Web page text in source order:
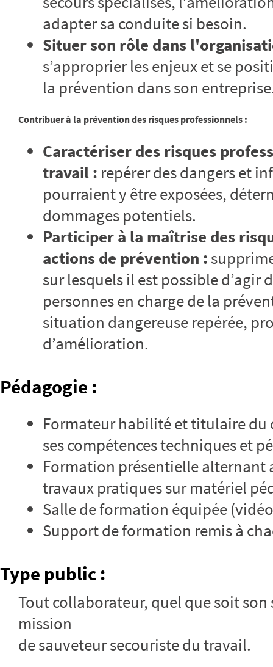
adapter sa conduite si besoin.
Situer son rôle dans
s’approprier les enjeux et se
la prévention dans son
Contribuer à la prévention des risques professionnels :
Caractériser des risques
travail : repérer des dangers et
pourraient y être exposées,
dommages potentiels.
Participer à la maîtrise des
actions de prévention :
sur lesquels il est possible
personnes en charge de la
situation dangereuse repérée,
d’amélioration.
Pédagogie :
Formateur habilité et titulaire du
ses compétences techniques et
Formation présentielle alternant
travaux pratiques sur matériel
Salle de formation équipée
Support de formation remis à
Type public :
Tout collaborateur, quel que soit
mission
de sauveteur secouriste du travail.